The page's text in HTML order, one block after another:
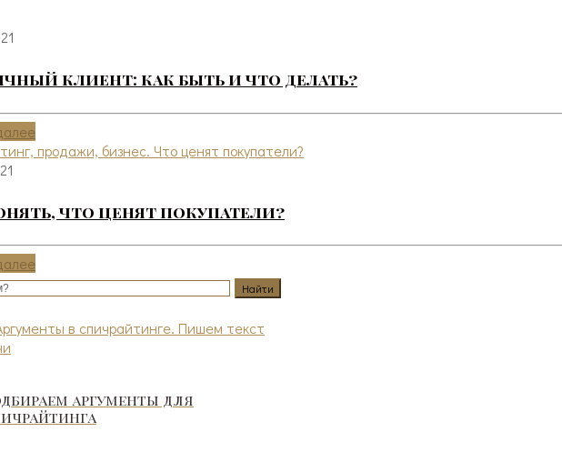
клиент: как быть и что делать?
что ценят покупатели?
аргументы для